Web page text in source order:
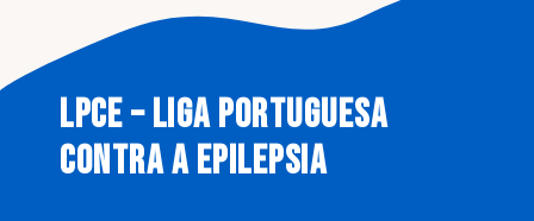
LPCE – LIGA PORTUGUESA
CONTRA A EPILEPSIA